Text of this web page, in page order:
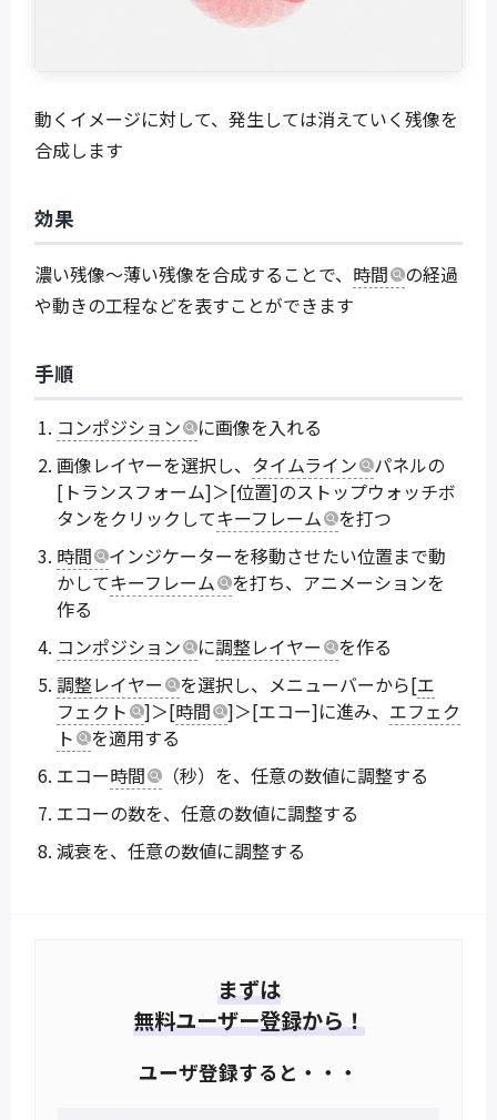
動くイメージに対して、発生しては消えていく残像を
合成します
効果
濃い残像～薄い残像を合成することで、 時間
の経過
や動きの工程などを表すことができます
手順
コンポジション
に画像を入れる
画像レイヤーを選択し、 タイムライン
パネルの
[トランスフォーム]＞[位置]のストップウォッチボ
タンをクリックしてキーフレーム
を打つ
時間
インジケーターを移動させたい位置まで動
かしてキーフレーム
を打ち、アニメーションを
作る
コンポジション
に調整レイヤー
を作る
調整レイヤー
を選択し、メニューバーから[エ
フェクト
]＞[時間 ]＞[エコー]に進み、 エフェク
ト
を適用する
エコー時間
（秒）を、任意の数値に調整する
エコーの数を、任意の数値に調整する
減衰を、任意の数値に調整する
まずは
無料ユーザー登録から！
ユーザ登録すると・・・